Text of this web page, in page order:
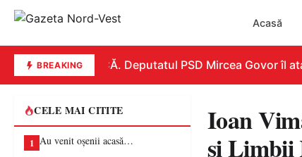
Acasă
BREAKINGREPLICĂ. Deputatul PSD Mircea Govor îl
CELE MAI CITITE
1 Au venit oșenii acasă…
Ioan
şi Limbii